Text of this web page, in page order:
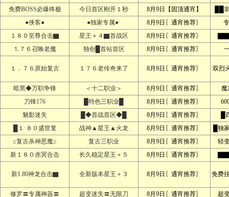
免费BOSS必爆终极
今日首区刚开１秒 8月9日【固顶通宵】
██
●侠客●
●独家专属●· 8月9日〖通宵推荐〗
１８０至尊合击▇
星王＋４▇首战区 8月9日〖通宵推荐〗
⒈７６召唤老魔
独创█首站首区 8月9日〖通宵推荐〗
１．７６原始复古 １７６老传奇来了 8月9日〖通宵推荐〗 双烈
暗黑◆万职争锋 ＜十二职业＞ 8月9日〖通宵推荐〗
魔
刀锋176
█特色三职业█ 8月9日〖通宵推荐〗
魅影迷失
█◆首战首区◆█ 8月9日〖通宵推荐〗
█
█１·８０盛世复
战神▲星王▲火龙 8月9日〖通宵推荐〗
█独
≤复古杀神恶魔≥
复古三职业 8月9日〖通宵推荐〗
轻
新１８０赤冥合击
长久稳定星王＋５ 8月9日〖通宵推荐〗
新1.80神龙合击▇ 全新版本星王＋３ 8月9日〖通宵推荐〗 免费
修罗〓专属神器〓 超变迷失〓无限刀 8月9日〖通宵推荐〗 超